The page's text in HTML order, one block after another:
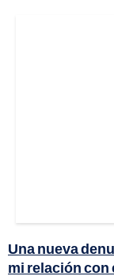
Una nueva
mi relación con